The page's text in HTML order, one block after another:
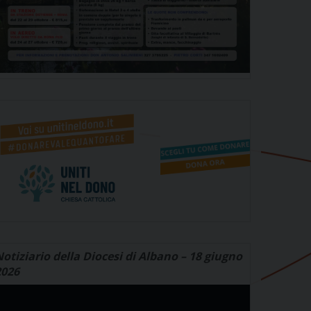
della Diocesi di Albano – 18 giugno